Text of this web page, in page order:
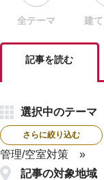
全テーマ 建
記事を読む
選択中のテーマ
さらに絞り込む
管理/空室対策
記事の対象地域